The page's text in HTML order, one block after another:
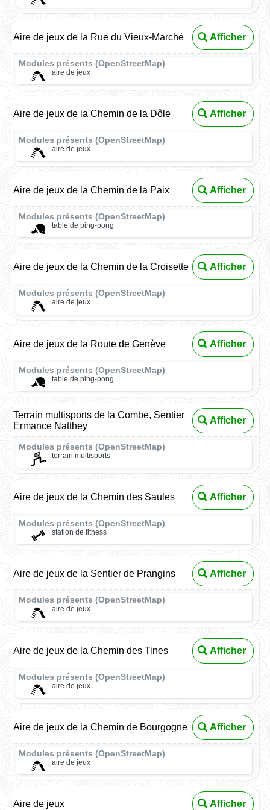
Aire de jeux de la Rue du Vieux-Marché Afficher
Modules présents (OpenStreetMap)
aire de jeux
Aire de jeux de la Chemin de la Dôle Afficher
Modules présents (OpenStreetMap)
aire de jeux
Aire de jeux de la Chemin de la Paix Afficher
Modules présents (OpenStreetMap)
table de ping-pong
Aire de jeux de la Chemin de la Croisette Afficher
Modules présents (OpenStreetMap)
aire de jeux
Aire de jeux de la Route de Genève Afficher
Modules présents (OpenStreetMap)
table de ping-pong
Terrain multisports de la Combe, Sentier
Ermance Natthey
Afficher
Modules présents (OpenStreetMap)
terrain multisports
Aire de jeux de la Chemin des Saules Afficher
Modules présents (OpenStreetMap)
station de fitness
Aire de jeux de la Sentier de Prangins Afficher
Modules présents (OpenStreetMap)
aire de jeux
Aire de jeux de la Chemin des Tines Afficher
Modules présents (OpenStreetMap)
aire de jeux
Aire de jeux de la Chemin de Bourgogne Afficher
Modules présents (OpenStreetMap)
aire de jeux
Aire de jeux Afficher